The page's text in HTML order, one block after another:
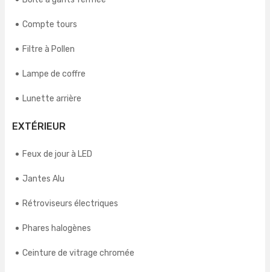
Compte tours
Filtre à Pollen
Lampe de coffre
Lunette arrière
EXTÉRIEUR
Feux de jour à LED
Jantes Alu
Rétroviseurs électriques
Phares halogènes
Ceinture de vitrage chromée